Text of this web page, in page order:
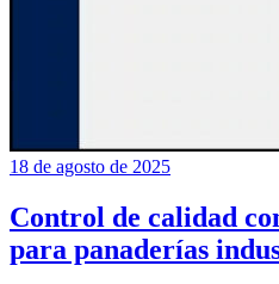
18 de agosto de 2025
Control de calidad
para panaderías